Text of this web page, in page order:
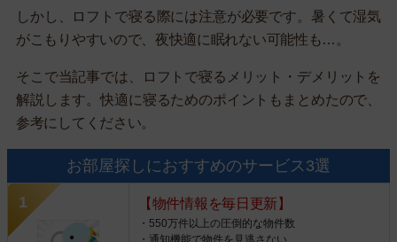
しかし、ロフトで寝る際には注意が必要です。暑くて湿気
がこもりやすいので、夜快適に眠れない可能性も…。
そこで当記事では、ロフトで寝るメリット・デメリットを
解説します。快適に寝るためのポイントもまとめたので、
参考にしてください。
お部屋探しにおすすめのサービス3選
【物件情報を毎日更新】
・550万件以上の圧倒的な物件数
・通知機能で物件を見逃さない